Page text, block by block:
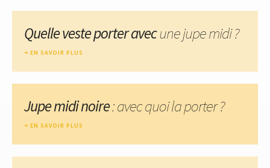
Quelle veste porter avecune jupe midi ?
EN SAVOIR PLUS
Jupe midi noire: avec quoi la porter ?
EN SAVOIR PLUS